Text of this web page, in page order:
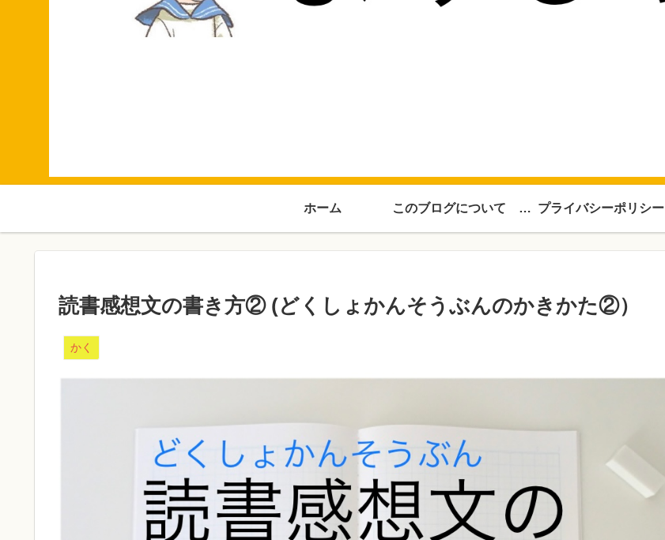
ホーム このブログについて About this blog プライバシーポリシー
読書感想文の書き方② (どくしょかんそうぶんのかきかた②）
かく